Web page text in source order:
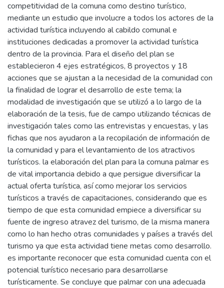
competitividad de la comuna como destino turístico,
mediante un estudio que involucre a todos los actores de la
actividad turística incluyendo al cabildo comunal e
instituciones dedicadas a promover la actividad turística
dentro de la provincia. Para el diseño del plan se
establecieron 4 ejes estratégicos, 8 proyectos y 18
acciones que se ajustan a la necesidad de la comunidad con
la finalidad de lograr el desarrollo de este tema; la
modalidad de investigación que se utilizó a lo largo de la
elaboración de la tesis, fue de campo utilizando técnicas de
investigación tales como las entrevistas y encuestas, y las
fichas que nos ayudaron a la recopilación de información de
la comunidad y para el levantamiento de los atractivos
turísticos. la elaboración del plan para la comuna palmar es
de vital importancia debido a que persigue diversificar la
actual oferta turística, así como mejorar los servicios
turísticos a través de capacitaciones, considerando que es
tiempo de que esta comunidad empiece a diversificar su
fuente de ingreso atravez del turismo, de la misma manera
como lo han hecho otras comunidades y países a través del
turismo ya que esta actividad tiene metas como desarrollo.
es importante reconocer que esta comunidad cuenta con el
potencial turístico necesario para desarrollarse
turísticamente. Se concluye que palmar con una adecuada